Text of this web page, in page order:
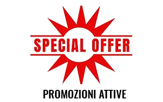
PROMOZIONI ATTIVE